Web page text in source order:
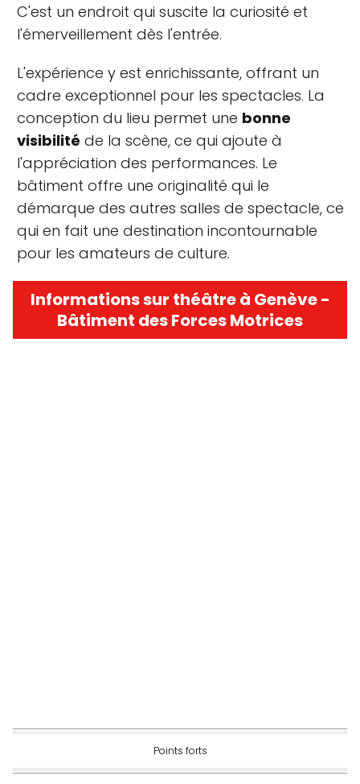
C'est un endroit qui suscite la curiosité et
l'émerveillement dès l'entrée.
L'expérience y est enrichissante, offrant un
cadre exceptionnel pour les spectacles. La
conception du lieu permet une bonne
visibilité de la scène, ce qui ajoute à
l'appréciation des performances. Le
bâtiment offre une originalité qui le
démarque des autres salles de spectacle, ce
qui en fait une destination incontournable
pour les amateurs de culture.
Informations sur théâtre à Genève -
Bâtiment des Forces Motrices
Points forts